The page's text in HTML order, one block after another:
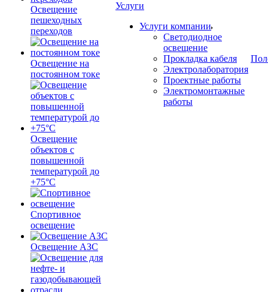
Освещение
пешеходных
переходов
Освещение на
постоянном токе
Освещение
объектов с
повышенной
температурой до
+75°C
Спортивное
освещение
Освещение АЗС
Услуги
Услуги компании
Светодиодное
освещение
Прокладка кабеля
Электролаборатория
Проектные работы
Электромонтажные
работы